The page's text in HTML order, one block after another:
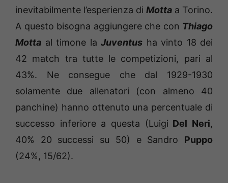
inevitabilmente l’esperienza di Motta a Torino.
A questo bisogna aggiungere che con Thiago
Motta al timone la Juventus ha vinto 18 dei
42 match tra tutte le competizioni, pari al
43%. Ne consegue che dal 1929-1930
solamente due allenatori (con almeno 40
panchine) hanno ottenuto una percentuale di
successo inferiore a questa (Luigi Del Neri,
40% 20 successi su 50) e Sandro Puppo
(24%, 15/62).